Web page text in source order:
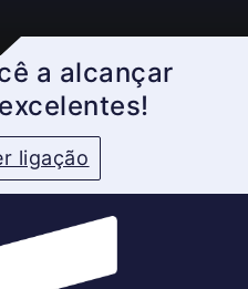
a alcançar
ligação